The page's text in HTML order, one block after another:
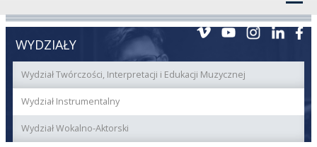
WYDZIAŁY
Wydział Twórczości, Interpretacji i Edukacji Muzycznej
Wydział Instrumentalny
Wydział Wokalno-Aktorski